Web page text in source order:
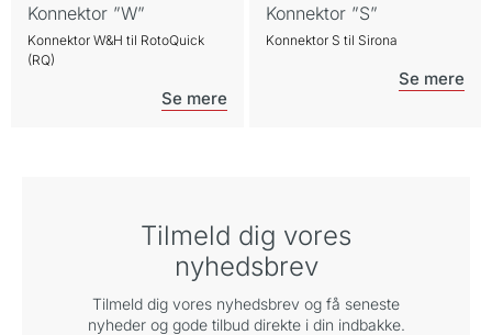
Konnektor ”W”
Konnektor W&H til RotoQuick
(RQ)
Konnektor ”S”
Konnektor S til Sirona
Tilmeld dig vores
nyhedsbrev
Tilmeld dig vores nyhedsbrev og få seneste
nyheder og gode tilbud direkte i din indbakke.